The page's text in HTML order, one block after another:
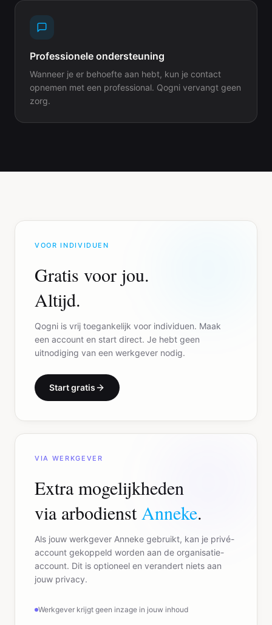
Professionele ondersteuning
Wanneer je er behoefte aan hebt, kun je contact
opnemen met een professional. Qogni vervangt geen
zorg.
VOOR INDIVIDUEN
Gratis voor jou.
Altijd.
Qogni is vrij toegankelijk voor individuen. Maak
een account en start direct. Je hebt geen
uitnodiging van een werkgever nodig.
Start gratis
VIA WERKGEVER
Extra mogelijkheden
via arbodienst Anneke.
Als jouw werkgever Anneke gebruikt, kan je privé-
account gekoppeld worden aan de organisatie-
account. Dit is optioneel en verandert niets aan
jouw privacy.
Werkgever krijgt geen inzage in jouw inhoud